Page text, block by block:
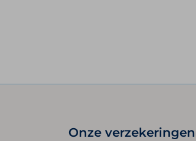
Onze verzekeringen